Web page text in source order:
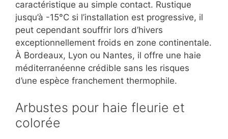
caractéristique au simple contact. Rustique
jusqu’à -15°C si l’installation est progressive, il
peut cependant souffrir lors d’hivers
exceptionnellement froids en zone continentale.
À Bordeaux, Lyon ou Nantes, il offre une haie
méditerranéenne crédible sans les risques
d’une espèce franchement thermophile.
Arbustes pour haie fleurie et
colorée